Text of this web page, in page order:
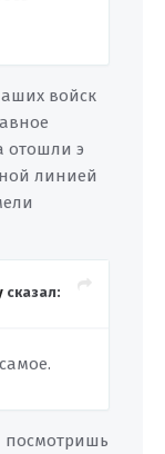
войск
отошли э
линией
сказал:
посмотришь